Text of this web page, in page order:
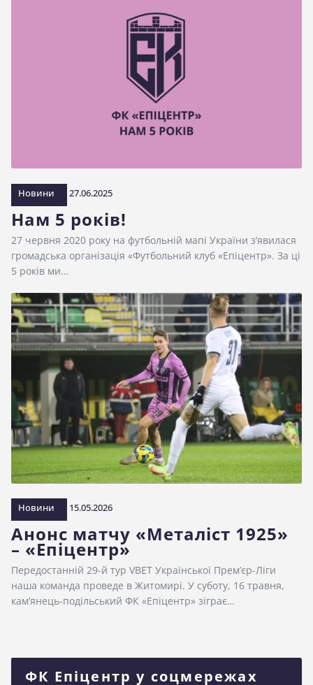
Новини 27.06.2025
Нам 5 років!
27 червня 2020 року на футбольній мапі України з’явилася
громадська організація «Футбольний клуб «Епіцентр». За ці
5 років ми…
Новини 15.05.2026
Анонс матчу «Металіст 1925»
– «Епіцентр»
Передостанній 29-й тур VBET Української Прем’єр-Ліги
наша команда проведе в Житомирі. У суботу, 16 травня,
кам’янець-подільський ФК «Епіцентр» зіграє…
ФК Епіцентр у соцмережах